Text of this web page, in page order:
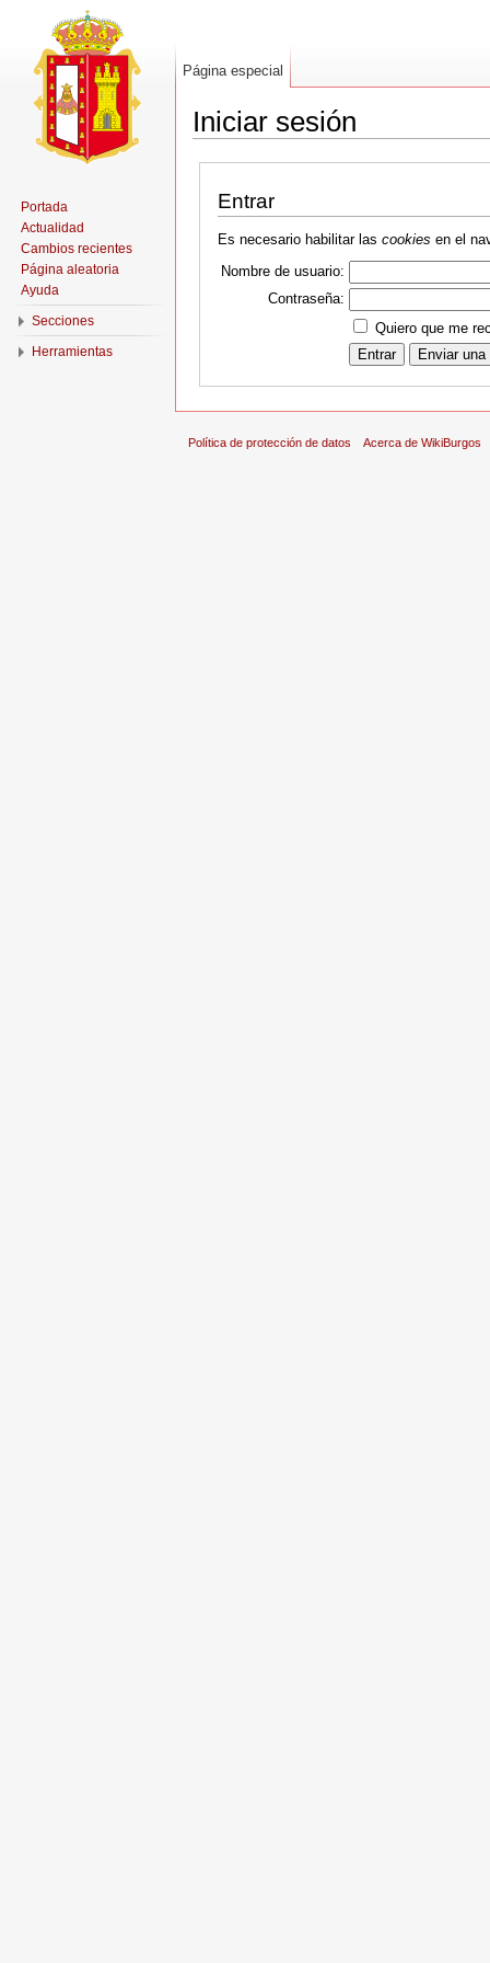
Iniciar sesión
Entrar
Es necesario habilitar las cookies en el
Nombre de usuario:
Contraseña:
Quiero que me
Página especial
Portada
Actualidad
Cambios recientes
Página aleatoria
Ayuda
Secciones
Herramientas
Política de protección de datos Acerca de WikiBurgos